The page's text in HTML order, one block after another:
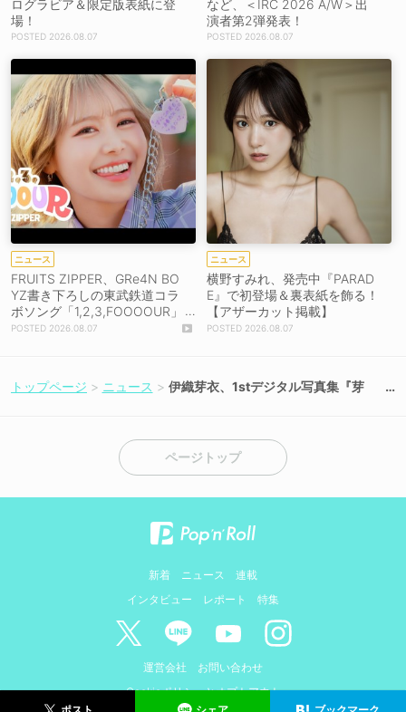
ログラビア＆限定版表紙に登
場！
2026.08.07
など、＜IRC 2026 A/W＞出
演者第2弾発表！
2026.08.07
ニュース
FRUITS ZIPPER、GRe4N BO
YZ書き下ろしの東武鉄道コラ
ボソング「1,2,3,FOOOOUR」
をリリース＆MV公開！
2026.08.07
ニュース
横野すみれ、発売中『PARAD
E』で初登場＆裏表紙を飾る！
【アザーカット掲載】
2026.08.07
トップページ ニュース
伊織芽衣、1stデジタル写真集『芽
ページトップ
新着 ニュース
連載
インタビュー
レポート 特集
運営会社
お問い合わせ
Cookieポリシーとオプトアウト